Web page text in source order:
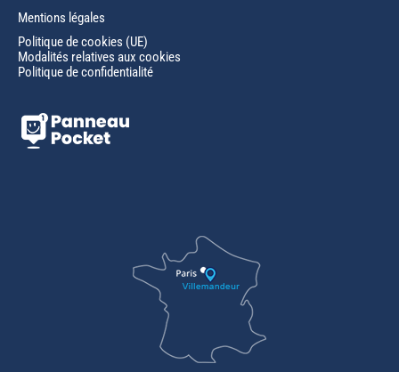
Mentions légales
Politique de cookies (UE)
Modalités relatives aux cookies
Politique de confidentialité